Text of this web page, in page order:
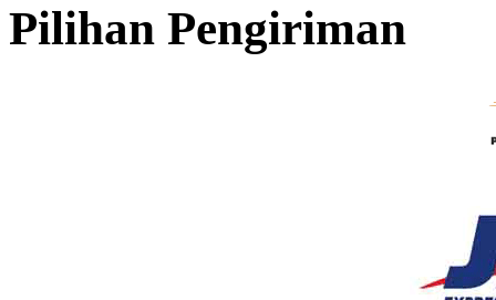
Pilihan Pengiriman